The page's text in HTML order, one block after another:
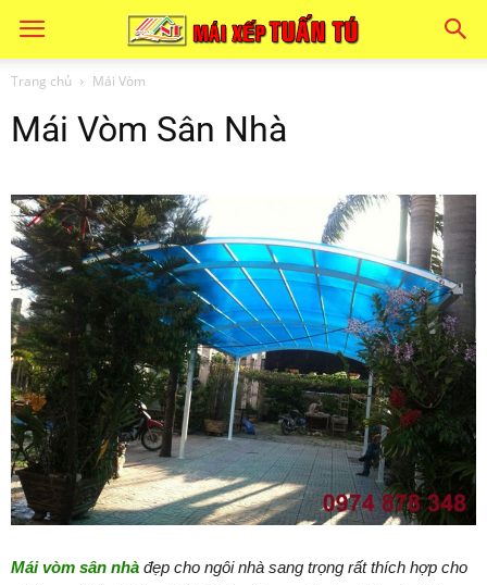
Trang chủ Mái Vòm
Mái Vòm Sân Nhà
Mái vòm sân nhà đẹp cho ngôi nhà sang trọng rất thích hợp cho